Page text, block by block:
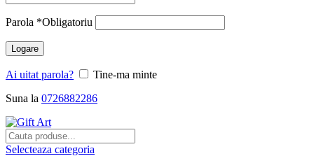
Parola *Obligatoriu
Logare
Ai uitat parola?
Tine-ma minte
Suna la 0726882286
Selecteaza categoria